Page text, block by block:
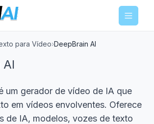
Menu
para Vídeo›DeepBrain AI
AI
um gerador de vídeo de IA que
em vídeos envolventes. Oferece
de IA, modelos, vozes de texto